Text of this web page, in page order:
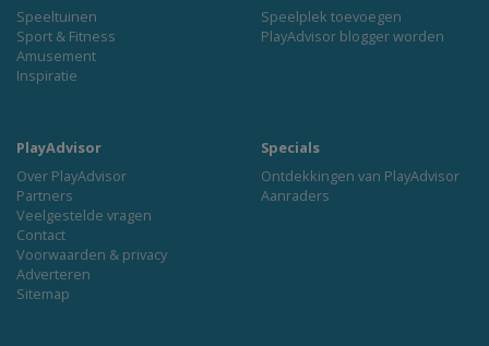
Speeltuinen
Sport & Fitness
Amusement
Inspiratie
Speelplek toevoegen
PlayAdvisor blogger worden
PlayAdvisor
Over PlayAdvisor
Partners
Veelgestelde vragen
Contact
Voorwaarden & privacy
Adverteren
Sitemap
Specials
Ontdekkingen van PlayAdvisor
Aanraders